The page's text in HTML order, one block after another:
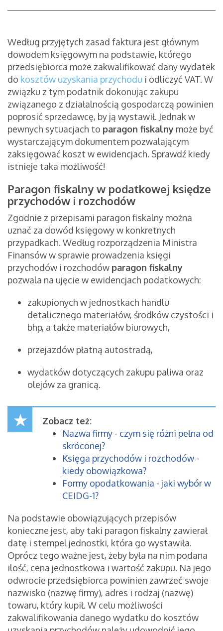
Według przyjętych zasad faktura jest głównym
dowodem księgowym na podstawie, którego
przedsiębiorca może zakwalifikować dany wydatek
do kosztów uzyskania przychodu i odliczyć VAT. W
związku z tym podatnik dokonując zakupu
związanego z działalnością gospodarczą powinien
poprosić sprzedawcę, by ją wystawił. Jednak w
pewnych sytuacjach to paragon fiskalny może być
wystarczającym dokumentem pozwalającym
zaksięgować koszt w ewidencjach. Sprawdź kiedy
istnieje taka możliwość!
Paragon fiskalny w podatkowej księdze
przychodów i rozchodów
Zgodnie z przepisami paragon fiskalny można
uznać za dowód księgowy w konkretnych
przypadkach. Według rozporządzenia Ministra
Finansów w sprawie prowadzenia księgi
przychodów i rozchodów paragon fiskalny
pozwala na ujęcie w ewidencjach podatkowych:
zakupionych w jednostkach handlu
detalicznego materiałów, środków czystości i
bhp, a także materiałów biurowych,
przejazdów płatną autostradą,
wydatków dotyczących zakupu paliwa oraz
olejów za granicą.
Zobacz też:
Nazwa firmy - czym się różni pełna od
skróconej?
Księga przychodów i rozchodów -
kiedy obowiązkowa?
Formy opodatkowania - jaki wybór w
CEIDG-1?
Na podstawie obowiązujących przepisów
konieczne jest, aby taki paragon fiskalny zawierał
datę i stempel jednostki, która go wystawiła.
Oprócz tego ważne jest, żeby była na nim podana
ilość, cena jednostkowa i wartość zakupu. Na jego
odwrocie przedsiębiorca powinien zawrzeć swoje
nazwisko (nazwę firmy), adres i rodzaj (nazwę)
towaru, który kupił. W celu możliwości
zakwalifikowania danego wydatku do kosztów